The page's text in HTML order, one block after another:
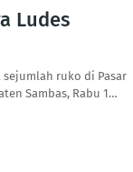
Ludes
ruko di Pasar
Sambas, Rabu 1…